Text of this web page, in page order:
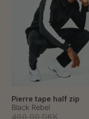
Pierre tape half zip
400,00 DKK
Black Rebel